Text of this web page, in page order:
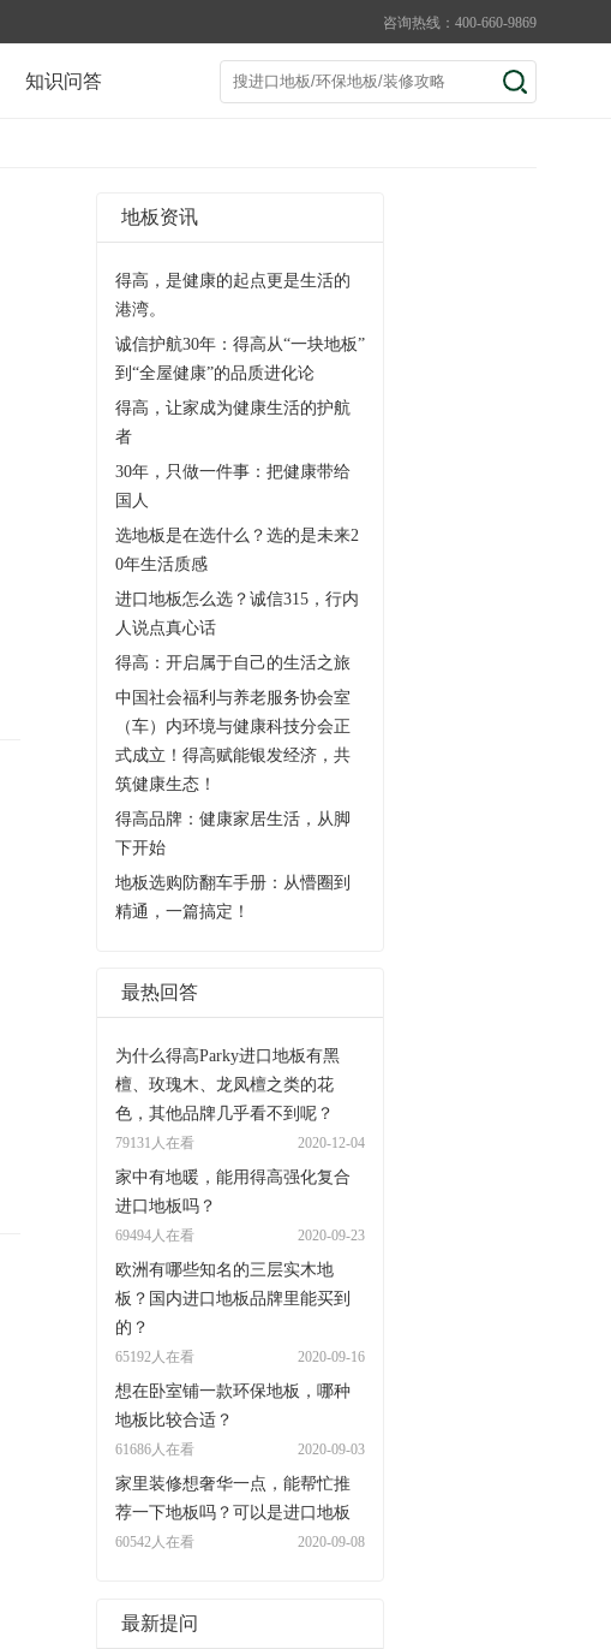
咨询热线：400-660-9869
知识问答
地板资讯
得高，是健康的起点更是生活的
港湾。
诚信护航30年：得高从“一块地板”
到“全屋健康”的品质进化论
得高，让家成为健康生活的护航
者
30年，只做一件事：把健康带给
国人
选地板是在选什么？选的是未来2
0年生活质感
进口地板怎么选？诚信315，行内
人说点真心话
得高：开启属于自己的生活之旅
中国社会福利与养老服务协会室
（车）内环境与健康科技分会正
式成立！得高赋能银发经济，共
筑健康生态！
得高品牌：健康家居生活，从脚
下开始
地板选购防翻车手册：从懵圈到
精通，一篇搞定！
最热回答
为什么得高Parky进口地板有黑
檀、玫瑰木、龙凤檀之类的花
色，其他品牌几乎看不到呢？
79131人在看 2020-12-04
家中有地暖，能用得高强化复合
进口地板吗？
69494人在看 2020-09-23
欧洲有哪些知名的三层实木地
板？国内进口地板品牌里能买到
的？
65192人在看 2020-09-16
想在卧室铺一款环保地板，哪种
地板比较合适？
61686人在看 2020-09-03
家里装修想奢华一点，能帮忙推
荐一下地板吗？可以是进口地板
60542人在看 2020-09-08
最新提问